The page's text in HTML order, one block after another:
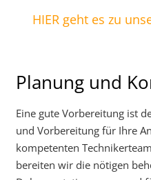
HIER geht es zu
Planung und
Eine gute Vorbereitung ist
und Vorbereitung für Ihre
kompetenten
bereiten wir die nötigen